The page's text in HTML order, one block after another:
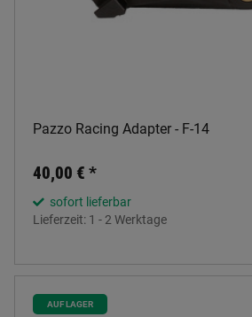
Pazzo Racing Adapter - F-14
40,00 € *
sofort lieferbar
Lieferzeit: 1 - 2 Werktage
AUF LAGER